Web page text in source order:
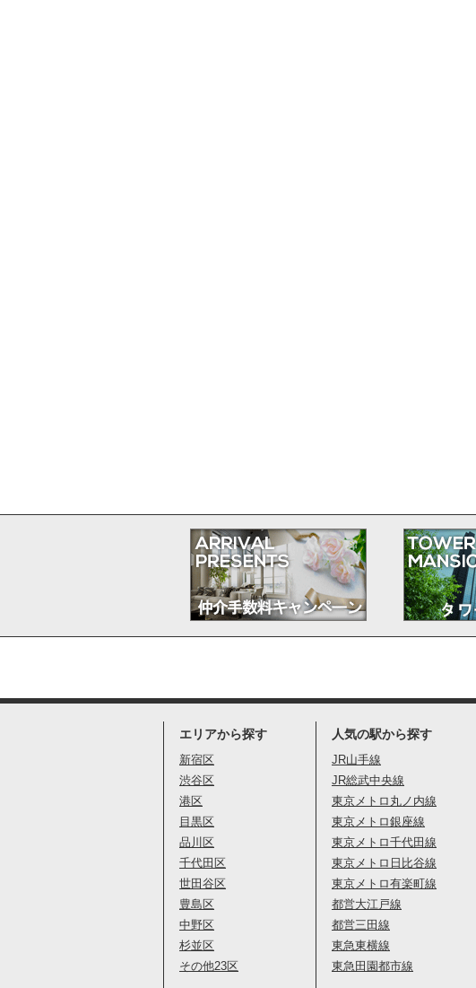
エリアから探す
新宿区
渋谷区
港区
目黒区
品川区
千代田区
世田谷区
豊島区
中野区
杉並区
その他23区
人気の駅から探す
JR山手線
JR総武中央線
東京メトロ丸ノ内線
東京メトロ銀座線
東京メトロ千代田線
東京メトロ日比谷線
東京メトロ有楽町線
都営大江戸線
都営三田線
東急東横線
東急田園都市線